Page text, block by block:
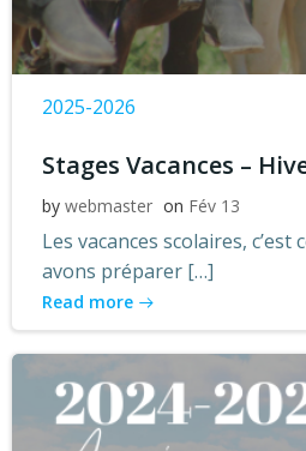
2025-2026
Stages Vacances –
by webmaster on Fév 13
Les vacances scolaires, c’est
avons préparer […]
Read more